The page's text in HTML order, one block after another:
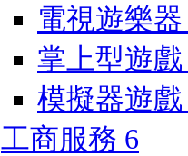
電視遊樂器
掌上型遊戲
模擬器遊戲
工商服務 6